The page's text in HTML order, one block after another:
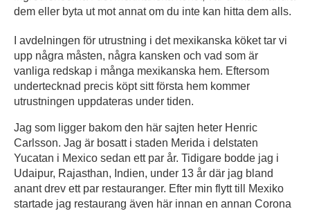
dem eller byta ut mot annat om du inte kan hitta dem alls.
I avdelningen för utrustning i det mexikanska köket tar vi
upp några måsten, några kansken och vad som är
vanliga redskap i många mexikanska hem. Eftersom
undertecknad precis köpt sitt första hem kommer
utrustningen uppdateras under tiden.
Jag som ligger bakom den här sajten heter Henric
Carlsson. Jag är bosatt i staden Merida i delstaten
Yucatan i Mexico sedan ett par år. Tidigare bodde jag i
Udaipur, Rajasthan, Indien, under 13 år där jag bland
anant drev ett par restauranger. Efter min flytt till Mexiko
startade jag restaurang även här innan en annan Corona